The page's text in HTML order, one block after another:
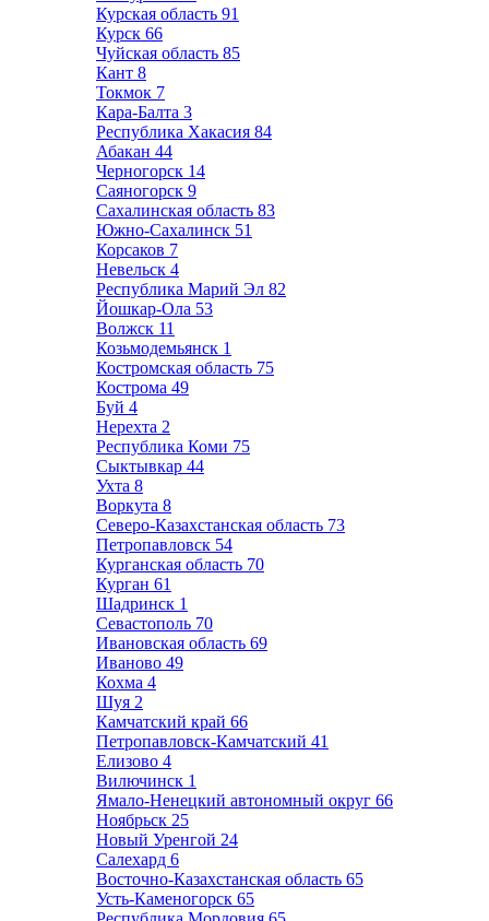
Курская область 91
Курск 66
Чуйская область 85
Кант 8
Токмок 7
Кара-Балта 3
Республика Хакасия 84
Абакан 44
Черногорск 14
Саяногорск 9
Сахалинская область 83
Южно-Сахалинск 51
Корсаков 7
Невельск 4
Республика Марий Эл 82
Йошкар-Ола 53
Волжск 11
Козьмодемьянск 1
Костромская область 75
Кострома 49
Буй 4
Нерехта 2
Республика Коми 75
Сыктывкар 44
Ухта 8
Воркута 8
Северо-Казахстанская область 73
Петропавловск 54
Курганская область 70
Курган 61
Шадринск 1
Севастополь 70
Ивановская область 69
Иваново 49
Кохма 4
Шуя 2
Камчатский край 66
Петропавловск-Камчатский 41
Елизово 4
Вилючинск 1
Ямало-Ненецкий автономный округ 66
Ноябрьск 25
Новый Уренгой 24
Салехард 6
Восточно-Казахстанская область 65
Усть-Каменогорск 65